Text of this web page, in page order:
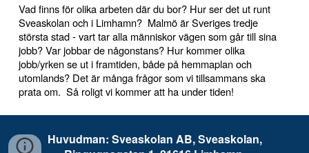
Vad finns för olika arbeten där du bor? Hur ser det ut runt
Sveaskolan och i Limhamn? Malmö är Sveriges tredje
största stad - vart tar alla människor vägen som går till sina
jobb? Var jobbar de någonstans? Hur kommer olika
jobb/yrken se ut i framtiden, både på hemmaplan och
utomlands? Det är många frågor som vi tillsammans ska
prata om. Så roligt vi kommer att ha under tiden!
Huvudman: Sveaskolan AB, Sveaskolan,